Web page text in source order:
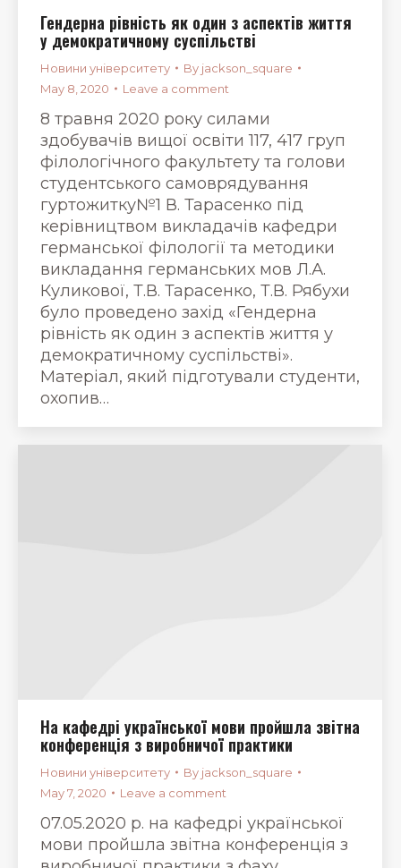
Гендерна рівність як один з аспектів життя
у демократичному суспільстві
Новини університету By jackson_square
May 8, 2020
Leave a comment
8 травня 2020 року силами
здобувачів вищої освіти 117, 417 груп
філологічного факультету та голови
студентського самоврядування
гуртожитку№1 В. Тарасенко під
керівництвом викладачів кафедри
германської філології та методики
викладання германських мов Л.А.
Куликової, Т.В. Тарасенко, Т.В. Рябухи
було проведено захід «Гендерна
рівність як один з аспектів життя у
демократичному суспільстві».
Матеріал, який підготували студенти,
охопив…
На кафедрі української мови пройшла звітна
конференція з виробничої практики
Новини університету By jackson_square
May 7, 2020
Leave a comment
07.05.2020 р. на кафедрі української
мови пройшла звітна конференція з